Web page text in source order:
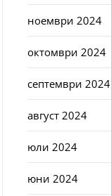
ноември 2024
октомври 2024
септември 2024
август 2024
юли 2024
юни 2024